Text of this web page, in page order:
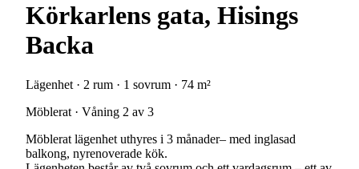
Körkarlens gata, Hisings
Backa
Lägenhet · 2 rum · 1 sovrum · 74 m²
Möblerat · Våning 2 av 3
Möblerat lägenhet uthyres i 3 månader– med inglasad
balkong, nyrenoverade kök.